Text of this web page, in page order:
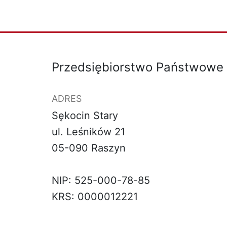
Przedsiębiorstwo
ADRES
Sękocin Stary
ul. Leśników 21
05-090 Raszyn
NIP: 525-000-78-85
KRS: 0000012221